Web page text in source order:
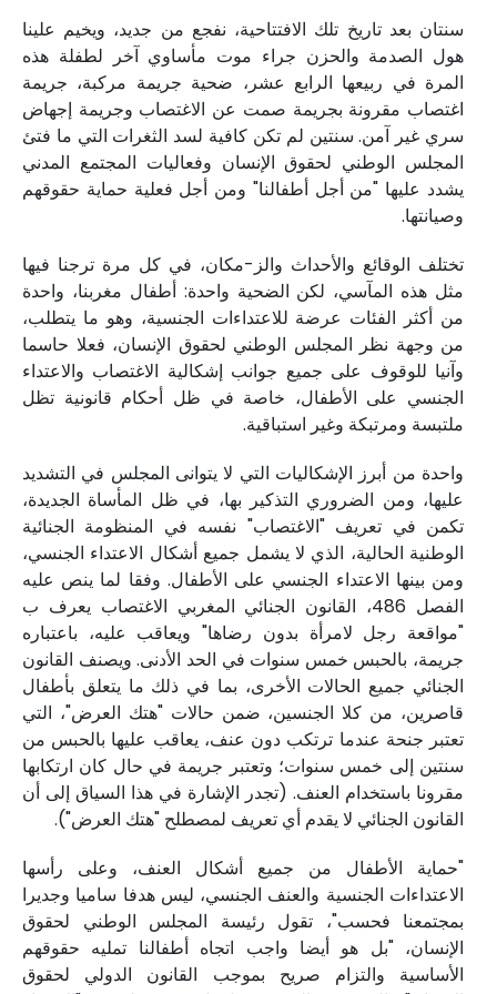
سنتان بعد تاريخ تلك الافتتاحية، نفجع من جديد، ويخيم علينا
هول الصدمة والحزن جراء موت مأساوي آخر لطفلة هذه
المرة في ربيعها الرابع عشر، ضحية جريمة مركبة، جريمة
اغتصاب مقرونة بجريمة صمت عن الاغتصاب وجريمة إجهاض
سري غير آمن. سنتين لم تكن كافية لسد الثغرات التي ما فتئ
المجلس الوطني لحقوق الإنسان وفعاليات المجتمع المدني
يشدد عليها "من أجل أطفالنا" ومن أجل فعلية حماية حقوقهم
وصيانتها.
تختلف الوقائع والأحداث والز-مكان، في كل مرة ترجنا فيها
مثل هذه المآسي، لكن الضحية واحدة: أطفال مغربنا، واحدة
من أكثر الفئات عرضة للاعتداءات الجنسية، وهو ما يتطلب،
من وجهة نظر المجلس الوطني لحقوق الإنسان، فعلا حاسما
وآنيا للوقوف على جميع جوانب إشكالية الاغتصاب والاعتداء
الجنسي على الأطفال، خاصة في ظل أحكام قانونية تظل
ملتبسة ومرتبكة وغير استباقية.
واحدة من أبرز الإشكاليات التي لا يتوانى المجلس في التشديد
عليها، ومن الضروري التذكير بها، في ظل المأساة الجديدة،
تكمن في تعريف "الاغتصاب" نفسه في المنظومة الجنائية
الوطنية الحالية، الذي لا يشمل جميع أشكال الاعتداء الجنسي،
ومن بينها الاعتداء الجنسي على الأطفال. وفقا لما ينص عليه
الفصل 486، القانون الجنائي المغربي الاغتصاب يعرف ب
"مواقعة رجل لامرأة بدون رضاها" ويعاقب عليه، باعتباره
جريمة، بالحبس خمس سنوات في الحد الأدنى. ويصنف القانون
الجنائي جميع الحالات الأخرى، بما في ذلك ما يتعلق بأطفال
قاصرين، من كلا الجنسين، ضمن حالات "هتك العرض"، التي
تعتبر جنحة عندما ترتكب دون عنف، يعاقب عليها بالحبس من
سنتين إلى خمس سنوات؛ وتعتبر جريمة في حال كان ارتكابها
مقرونا باستخدام العنف. (تجدر الإشارة في هذا السياق إلى أن
القانون الجنائي لا يقدم أي تعريف لمصطلح "هتك العرض").
"حماية الأطفال من جميع أشكال العنف، وعلى رأسها
الاعتداءات الجنسية والعنف الجنسي، ليس هدفا ساميا وجديرا
بمجتمعنا فحسب"، تقول رئيسة المجلس الوطني لحقوق
الإنسان، "بل هو أيضا واجب اتجاه أطفالنا تمليه حقوقهم
الأساسية والتزام صريح بموجب القانون الدولي لحقوق